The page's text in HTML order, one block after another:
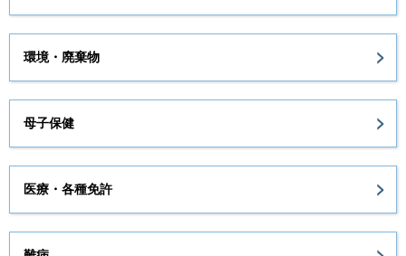
環境・廃棄物
母子保健
医療・各種免許